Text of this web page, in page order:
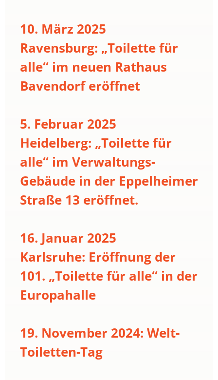
10. März 2025
Ravensburg: „Toilette für
alle“ im neuen Rathaus
Bavendorf eröffnet
5. Februar 2025
Heidelberg: „Toilette für
alle“ im Verwaltungs-
Gebäude in der Eppelheimer
Straße 13 eröffnet.
16. Januar 2025
Karlsruhe: Eröffnung der
101. „Toilette für alle“ in der
Europahalle
19. November 2024: Welt-
Toiletten-Tag